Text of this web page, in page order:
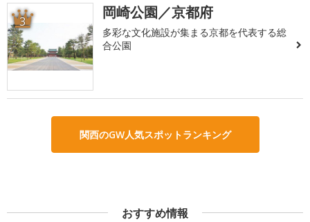
3 岡崎公園／京都府
多彩な文化施設が集まる京都を代表する総
合公園
関西のGW人気スポットランキング
おすすめ情報